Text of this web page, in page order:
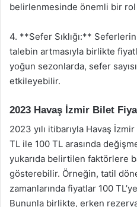
belirlenmesinde önemli bir rol
4. **Sefer Sıklığı:**
talebin artmasıyla birlikte
yoğun sezonlarda, sefer
etkileyebilir.
2023 Havaş İzmir Bilet
2023 yılı itibarıyla Havaş
TL ile 100 TL arasında
yukarıda belirtilen faktörlere
gösterebilir. Örneğin, tatil
zamanlarında fiyatlar 100
Bununla birlikte, erken